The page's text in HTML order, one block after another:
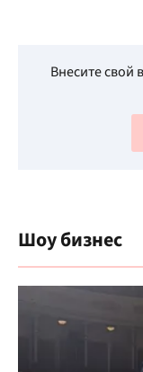
Внесите свой
Шоу бизнес